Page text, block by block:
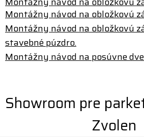
Montážny návod na obložkovú
Montážny návod na obložkovú
stavebné púzdro.
Montážny návod na posúvne
Showroom pre
Zvolen